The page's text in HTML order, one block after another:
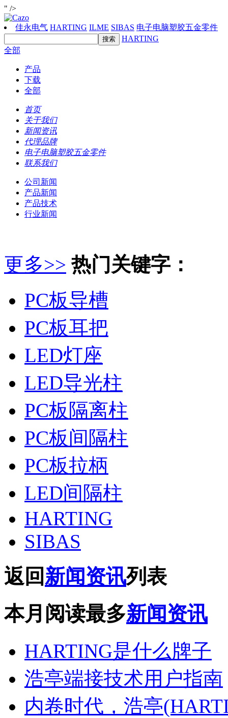
" />
佳永电气 HARTING ILME SIBAS 电子电脑塑胶五金零件
HARTING
全部
产品
下载
全部
首页
关于我们
新闻资讯
代理品牌
电子电脑塑胶五金零件
联系我们
公司新闻
产品新闻
产品技术
行业新闻
更多>> 热门关键字：
PC板导槽
PC板耳把
LED灯座
LED导光柱
PC板隔离柱
PC板间隔柱
PC板拉柄
LED间隔柱
HARTING
SIBAS
返回 新闻资讯列表
本月阅读最多新闻资讯
HARTING是什么牌子
浩亭端接技术用户指南
内卷时代，浩亭